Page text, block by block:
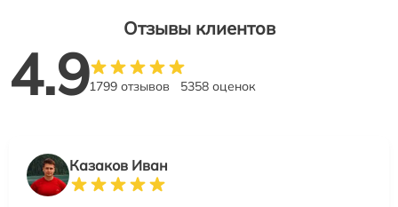
Отзывы клиентов
4.91799 отзывов 5358 оценок
Казаков Иван